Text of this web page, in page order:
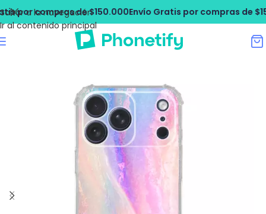
Saltar a la navegación
Ir al contenido principal
compras de $150.000Envío Gratis por compras de